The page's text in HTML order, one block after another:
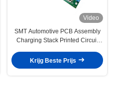
Video
SMT Automotive PCB Assembly
Charging Stack Printed Circuit
Krijg Beste Prijs